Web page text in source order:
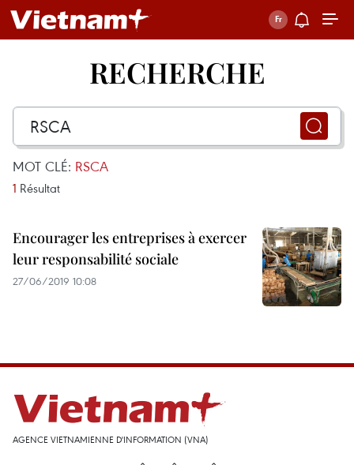
RECHERCHE
MOT CLÉ: RSCA
1 Résultat
Encourager les entreprises à exercer
leur responsabilité sociale
27/06/2019 10:08
AGENCE VIETNAMIENNE D'INFORMATION (VNA)